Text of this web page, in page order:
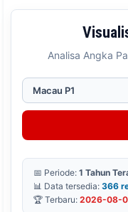
Analisa Angka
📅 Periode: 1 Tahun
📊 Data tersedia: 366
🏆 Terbaru: 2026-08-